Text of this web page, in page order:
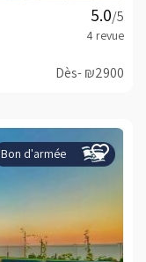
/5
Dès- ₪2900
Bon d'armée